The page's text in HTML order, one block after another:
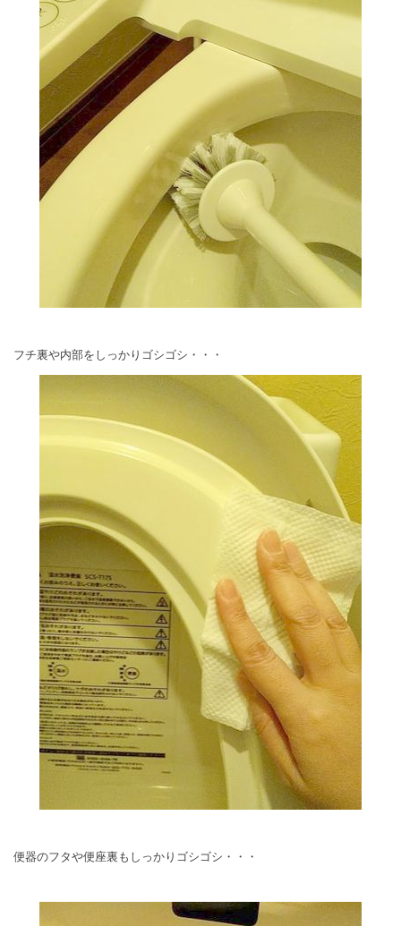
フチ裏や内部をしっかりゴシゴシ・・・
便器のフタや便座裏もしっかりゴシゴシ・・・